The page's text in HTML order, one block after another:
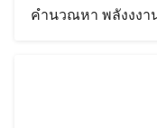
คำนวณหา พลังงงา